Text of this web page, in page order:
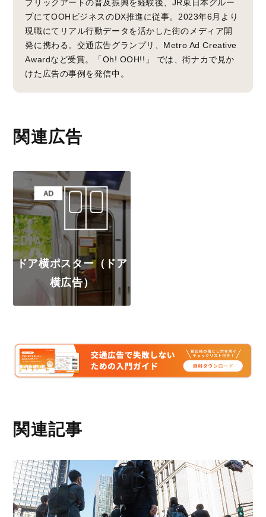
ブリックアートの普及振興を経験後、JR東日本グルー
プにてOOHビジネスのDX推進に従事。2023年6月より
現職にてリアル行動データを活かした街のメディア開
発に携わる。交通広告グランプリ、Metro Ad Creative
Awardなど受賞。「Oh! OOH!!」 では、街ナカで見か
けた広告の事例を発信中。
関連広告
ドア横ポスター（ドア
横広告）
関連記事